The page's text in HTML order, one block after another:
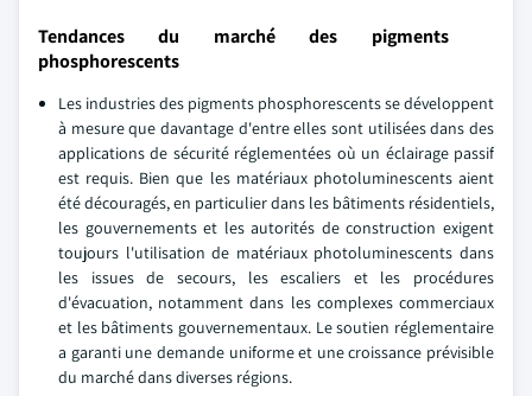
Tendances du marché des pigments
phosphorescents
Les industries des pigments phosphorescents se développent
à mesure que davantage d'entre elles sont utilisées dans des
applications de sécurité réglementées où un éclairage passif
est requis. Bien que les matériaux photoluminescents aient
été découragés, en particulier dans les bâtiments résidentiels,
les gouvernements et les autorités de construction exigent
toujours l'utilisation de matériaux photoluminescents dans
les issues de secours, les escaliers et les procédures
d'évacuation, notamment dans les complexes commerciaux
et les bâtiments gouvernementaux. Le soutien réglementaire
a garanti une demande uniforme et une croissance prévisible
du marché dans diverses régions.